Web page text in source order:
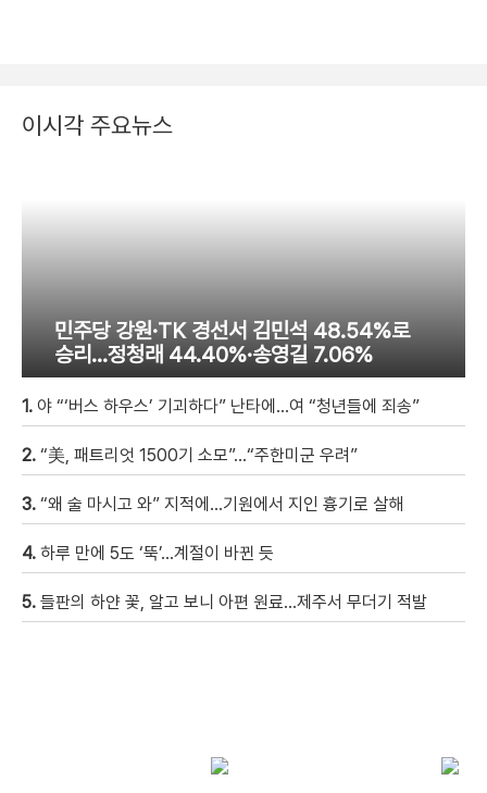
이시각 주요뉴스
민주당 강원·TK 경선서 김민석 48.54%로
승리…정청래 44.40%·송영길 7.06%
1. 야 “‘버스 하우스’ 기괴하다” 난타에…여 “청년들에 죄송”
2. “美, 패트리엇 1500기 소모”…“주한미군 우려”
3. “왜 술 마시고 와” 지적에…기원에서 지인 흉기로 살해
4. 하루 만에 5도 ‘뚝’…계절이 바뀐 듯
5. 들판의 하얀 꽃, 알고 보니 아편 원료…제주서 무더기 적발